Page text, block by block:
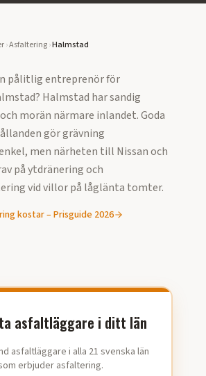
›Asfaltering›Halmstad
pålitlig entreprenör för
? Halmstad har sandig
morän närmare inlandet. Goda
gör grävning
men närheten till Nissan och
på ytdränering och
vid villor på låglänta tomter.
kostar – Prisguide 2026
asfaltläggare i ditt län
asfaltläggare i alla 21 svenska län
erbjuder asfaltering.